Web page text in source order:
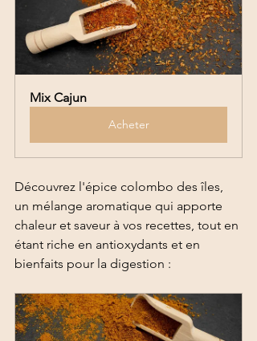
Mix Cajun
Acheter
Découvrez l'épice colombo des îles,
un mélange aromatique qui apporte
chaleur et saveur à vos recettes, tout en
étant riche en antioxydants et en
bienfaits pour la digestion :